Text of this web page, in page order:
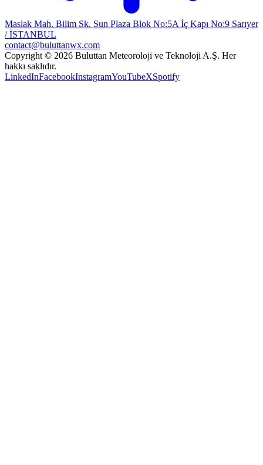
Maslak Mah. Bilim Sk. Sun Plaza Blok No:5A İç Kapı No:9 Sarıyer
/ İSTANBUL
contact@buluttanwx.com
Copyright © 2026 Buluttan Meteoroloji ve Teknoloji A.Ş. Her
hakkı saklıdır.
LinkedInFacebookInstagramYouTubeXSpotify